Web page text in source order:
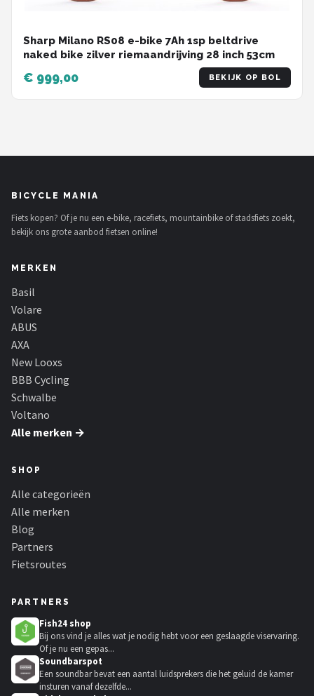
Sharp Milano RS08 e-bike 7Ah 1sp beltdrive
naked bike zilver riemaandrijving 28 inch 53cm
€ 999,00 BEKIJK OP BOL
BICYCLE MANIA
Fiets kopen? Of je nu een e-bike, racefiets, mountainbike of stadsfiets zoekt,
bekijk ons grote aanbod fietsen online!
MERKEN
Basil
Volare
ABUS
AXA
New Looxs
BBB Cycling
Schwalbe
Voltano
Alle merken →
SHOP
Alle categorieën
Alle merken
Blog
Partners
Fietsroutes
PARTNERS
Fish24 shop
Bij ons vind je alles wat je nodig hebt voor een geslaagde viservaring.
Of je nu een gepas...
Soundbarspot
Een soundbar bevat een aantal luidsprekers die het geluid de kamer
insturen vanaf dezelfde...